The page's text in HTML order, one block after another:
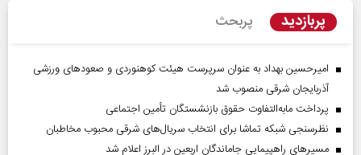
پربازدید پربحث
امیرحسین بهداد به عنوان سرپرست هیئت کوهنوردی و صعودهای ورزشی
آذربایجان شرقی منصوب شد
پرداخت مابه‌التفاوت حقوق بازنشستگان تأمین اجتماعی
نظرسنجی شبکه تماشا برای انتخاب سریال‌های شرقی محبوب مخاطبان
مسیر‌های راهپیمایی جاماندگان اربعین در البرز اعلام شد